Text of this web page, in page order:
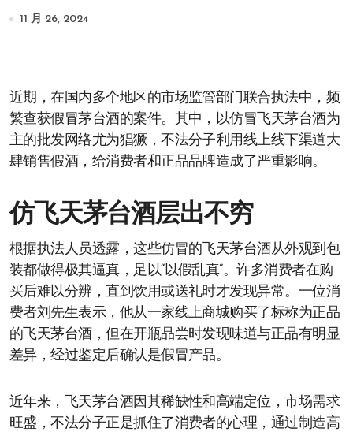
11 月 26, 2024
近期，在国内多个地区的市场监管部门联合执法中，频
繁查获假冒茅台酒的案件。其中，以仿冒飞天茅台酒为
主的批发网络尤为猖獗，不法分子利用线上线下渠道大
肆销售假酒，给消费者和正品品牌造成了严重影响。
仿飞天茅台酒层出不穷
根据执法人员透露，这些仿冒的飞天茅台酒从外观到包
装都做得极其逼真，足以“以假乱真”。许多消费者在购
买后难以分辨，直到饮用或送礼时才发现异常。一位消
费者刘先生表示，他从一家线上商城购买了标称为正品
的飞天茅台酒，但在开瓶品尝时发现味道与正品有明显
差异，经过鉴定后确认是假冒产品。
近年来，飞天茅台酒因其稀缺性和高端定位，市场需求
旺盛，不法分子正是抓住了消费者的心理，通过制造高